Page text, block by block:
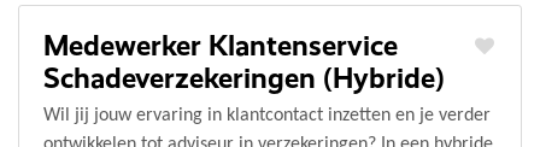
Medewerker Klantenservice
Schadeverzekeringen (Hybride)
Wil jij jouw ervaring in klantcontact inzetten en je verder